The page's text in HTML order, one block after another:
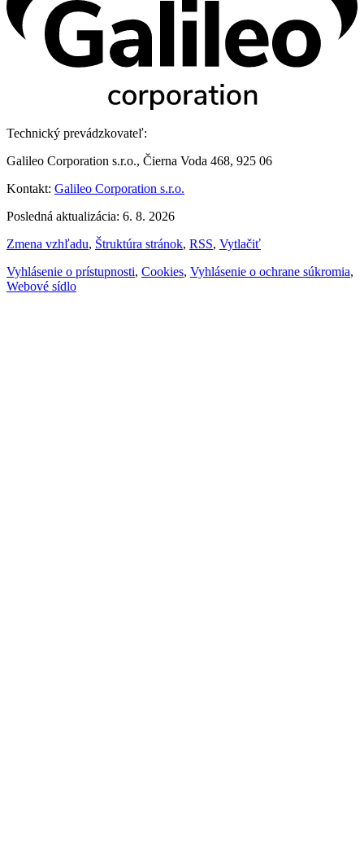
Technický prevádzkovateľ:
Galileo Corporation s.r.o., Čierna Voda 468, 925 06
Kontakt: Galileo Corporation s.r.o.
Posledná aktualizácia: 6. 8. 2026
Zmena vzhľadu, Štruktúra stránok, RSS, Vytlačiť
Vyhlásenie o prístupnosti, Cookies, Vyhlásenie o ochrane súkromia,
Webové sídlo